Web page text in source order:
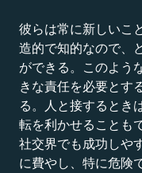
彼らは常に新しいこ
造的で知的なので、
ができる。このよう
きな責任を必要とす
る。人と接するとき
転を利かせることも
社交界でも成功しや
に費やし、特に危険